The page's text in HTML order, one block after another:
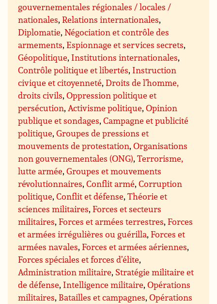
gouvernementales régionales / locales /
nationales,Relations internationales,
Diplomatie,Négociation et contrôle des
armements,Espionnage et services secrets,
Géopolitique, Institutions internationales,
Contrôle politique et libertés, Instruction
civique et citoyenneté,Droits de l’homme,
droits civils,Oppression politique et
persécution,Activisme politique,Opinion
publique et sondages,Campagne et publicité
politique,Groupes de pressions et
mouvements de protestation,Organisations
non gouvernementales (ONG),Terrorisme,
lutte armée,Groupes et mouvements
révolutionnaires,Conflit armé,Corruption
politique,Conflit et défense,Théorie et
sciences militaires,Forces et secteurs
militaires,Forces et armées terrestres,Forces
et armées irrégulières ou guérilla,Forces et
armées navales,Forces et armées aériennes,
Forces spéciales et forces d’élite,
Administration militaire, Stratégie militaire et
de défense, Intelligence militaire,Opérations
militaires, Batailles et campagnes,Opérations